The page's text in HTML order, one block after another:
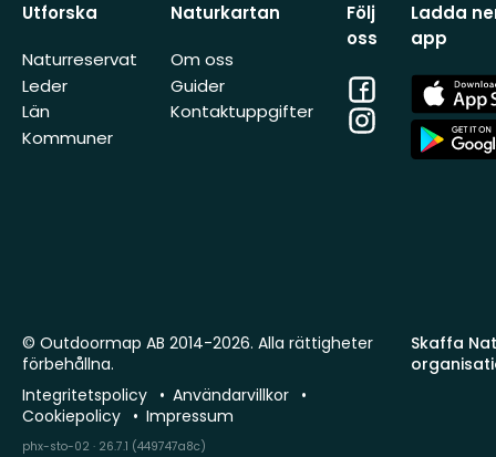
Utforska
Naturreservat
Leder
Län
Kommuner
Naturkartan
Om oss
Guider
Kontaktuppgifter
Följ
oss
Facebook
Instagram
Ladda
app
App
Store
App
Store
Skaffa
© Outdoormap AB 2014-2026. Alla rättigheter
förbehållna.
Integritetspolicy
Användarvillkor
Cookiepolicy
Impressum
phx-sto-02 · 26.7.1 (449747a8c)